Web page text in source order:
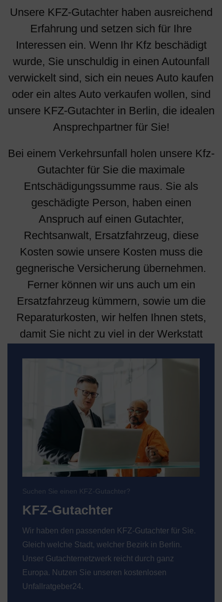
Unsere KFZ-Gutachter haben ausreichend
Erfahrung und setzen sich für Ihre
Interessen ein. Wenn Ihr Kfz beschädigt
wurde, Sie unschuldig in einen Autounfall
verwickelt sind, sich ein neues Auto kaufen
oder ein altes Auto verkaufen wollen, sind
unsere KFZ-Gutachter in Berlin, die idealen
Ansprechpartner für Sie!
Bei einem Verkehrsunfall holen unsere Kfz-
Gutachter für Sie die maximale
Entschädigungssumme raus. Sie als
geschädigte Person, haben einen
Anspruch auf einen Gutachter,
Rechtsanwalt, Ersatzfahrzeug, diese
Kosten sowie unsere Kosten muss die
gegnerische Versicherung übernehmen.
Ferner können wir uns auch um ein
Ersatzfahrzeug kümmern, sowie um die
Reparaturkosten, wir helfen Ihnen stets,
damit Sie nicht zu viel in der Werkstatt
Suchen Sie einen KFZ-Gutachter?
KFZ-Gutachter
Wir haben den passenden KFZ-Gutachter für Sie.
Gleich welche Stadt, welcher Bezirk in Berlin.
Unser Gutachternetzwerk reicht durch ganz
Europa. Nutzen Sie unseren kostenlosen
Unfallratgeber24.